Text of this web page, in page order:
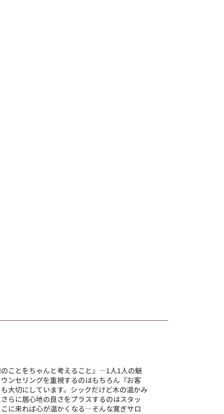
ことをちゃんと考えること』―1人1人の魅
ンセリングを重視するのはもちろん『お客
大切にしています。シックだけど木の温かみ
らに居心地の良さをプラスするのはスタッ
に来れば心が温かくなる―そんな寛ぎサロ